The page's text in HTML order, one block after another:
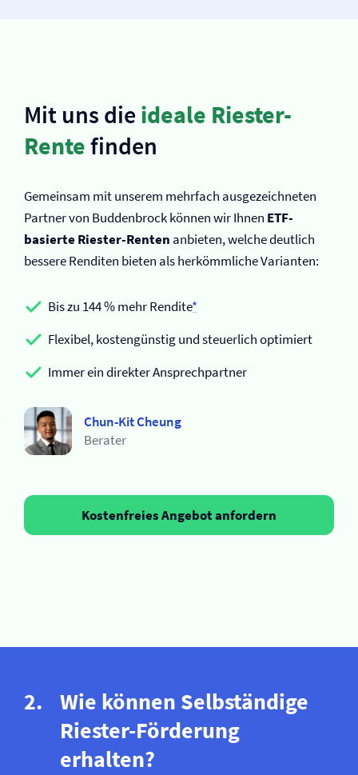
Mit uns die ideale Riester-
Rentefinden
Gemeinsam mit unserem mehrfach ausgezeichneten
Partner von Buddenbrock können wir Ihnen ETF-
basierte Riester-Renten anbieten, welche deutlich
bessere Renditen bieten als herkömmliche Varianten:
Bis zu 144 % mehr Rendite*
Flexibel, kostengünstig und steuerlich optimiert
Immer ein direkter Ansprechpartner
Chun-Kit Cheung
Berater
Kostenfreies Angebot anfordern
Wie können Selb­ständige
Riester-Förderung
erhalten?